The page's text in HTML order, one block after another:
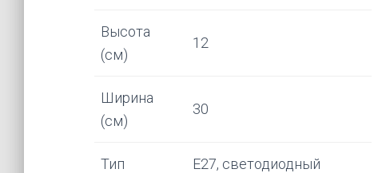
Высота
(см)
12
Ширина
(см)
30
Тип
Е27, светодиодный